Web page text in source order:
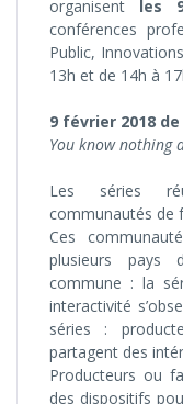
organisent les
conférences
Public,
13h et de 14h à
9 février 2018 de
You know nothing
Les séries
communautés de
Ces
plusieurs pays
commune : la
interactivité
séries :
partagent des
Producteurs ou
des dispositifs